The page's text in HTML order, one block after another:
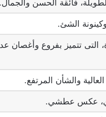
الطويلة، فائقة الحسن والجمال.
الشئ.
التى تتميز بفروع وأغصان
العالية والشأن المرتفع.
عكس عطشي.